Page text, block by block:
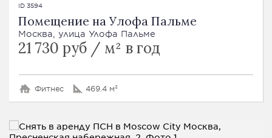
ID 3594
Помещение на Улофа Пальме
Москва, улица Улофа Пальме
21 730 руб / м² в год
Фитнес 469.4 м²